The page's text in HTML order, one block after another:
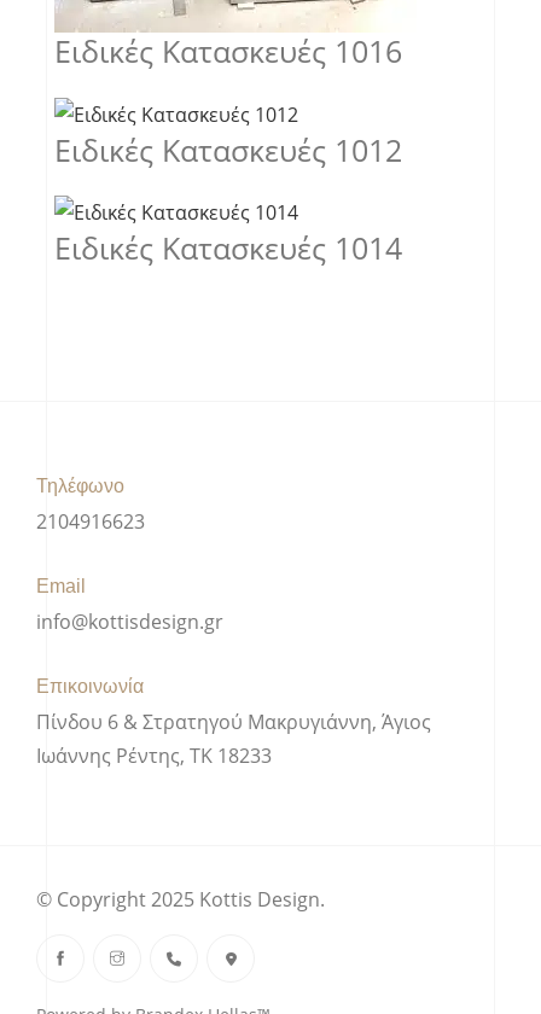
Ειδικές Κατασκευές 1016
Ειδικές Κατασκευές 1012
Ειδικές Κατασκευές 1014
Τηλέφωνο
2104916623
Email
info@kottisdesign.gr
Επικοινωνία
Πίνδου 6 & Στρατηγού Μακρυγιάννη, Άγιος
Ιωάννης Ρέντης, ΤΚ 18233
© Copyright 2025 Kottis Design.